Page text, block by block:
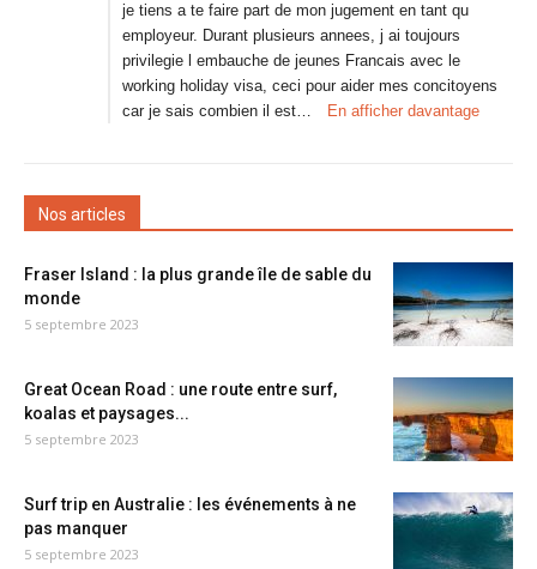
je tiens a te faire part de mon jugement en tant qu
employeur. Durant plusieurs annees, j ai toujours
privilegie l embauche de jeunes Francais avec le
working holiday visa, ceci pour aider mes concitoyens
car je sais combien il est…
En afficher davantage
Nos articles
Fraser Island : la plus grande île de sable du
monde
5 septembre 2023
Great Ocean Road : une route entre surf,
koalas et paysages...
5 septembre 2023
Surf trip en Australie : les événements à ne
pas manquer
5 septembre 2023